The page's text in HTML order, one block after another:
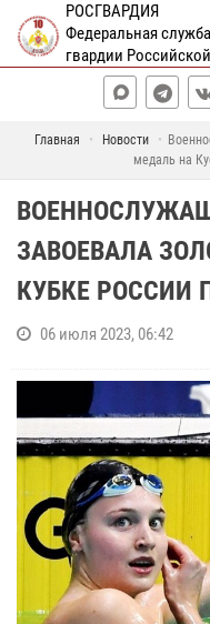
РОСГВАРДИЯ
Федеральная
гвардии
Главная Новости
медаль на
ЗАВОЕВАЛА
КУБКЕ РОССИИ
06 июля 2023, 06:42